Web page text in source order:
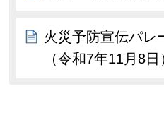
火災予防宣伝パレ
（令和7年11月8日